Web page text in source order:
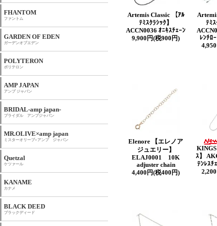
Artemis Classic 【ｱﾙ
ﾃﾐｽｸﾗｼｯｸ】
ACCN0036 ｵﾆｷｽﾁｪｰﾝ
9,900円(税900円)
ﾃﾐ
ﾚﾝﾁﾛ
Elenore 【エレノア
ジュエリー】
ELAJ0001 10K
adjuster chain
4,400円(税400円)
ｽ】
ﾃﾝﾚｽﾁ
FHANTOM
ファントム
GARDEN OF EDEN
ガーデンオブエデン
POLYTERON
ポリテロン
AMP JAPAN
アンプ ジャパン
BRIDAL-amp japan-
ブライダル アンプジャパン
MR.OLIVE×amp japan
ミスターオリーブ×アンプ ジャパン
Quetzal
ケツァール
KANAME
カナメ
BLACK DEED
ブラックディード